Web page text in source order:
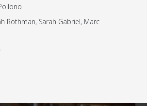
Rothman, Sarah Gabriel, Marc